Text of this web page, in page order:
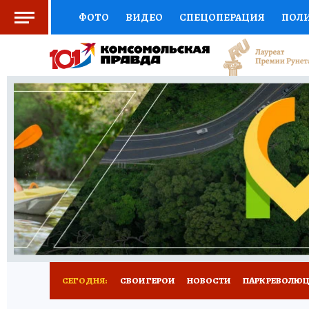
ФОТО ВИДЕО СПЕЦОПЕРАЦИЯ
СОЦПОДДЕРЖКА НАУКА СПОРТ
ВЫБОР ЭКСПЕРТОВ ДОКТОР
КНИЖНАЯ ПОЛКА ПРОГНОЗЫ НА СПОРТ
ПРЕСС-ЦЕНТР НЕДВИЖИМОСТЬ
ВСЕ О КП РАДИО КП РЕКЛАМА ТЕСТЫ
СЕГОДНЯ: СВОИ ГЕРОИ НОВОСТИ ПАРК